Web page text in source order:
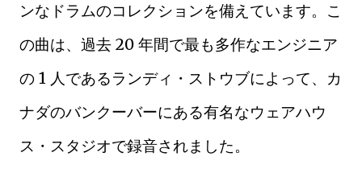
ンなドラムのコレクションを備えています。こ
の曲は、過去 20 年間で最も多作なエンジニア
の 1 人であるランディ・ストウブによって、カ
ナダのバンクーバーにある有名なウェアハウ
ス・スタジオで録音されました。